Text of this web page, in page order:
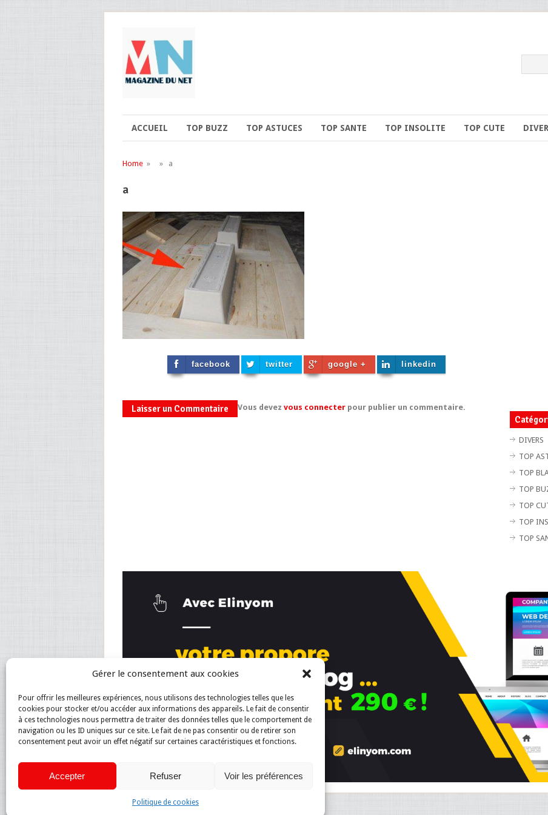
Gérer le consentement aux cookies
Pour offrir les meilleures expériences, nous utilisons des technologies telles que les
cookies pour stocker et/ou accéder aux informations des appareils. Le fait de consentir
à ces technologies nous permettra de traiter des données telles que le comportement de
navigation ou les ID uniques sur ce site. Le fait de ne pas consentir ou de retirer son
consentement peut avoir un effet négatif sur certaines caractéristiques et fonctions.
Accepter Refuser Voir les préférences
Politique de cookies
ACCUEIL TOP BUZZ TOP ASTUCES TOP SANTE TOP INSOLITE TOP CUTE
Home » » a
a
facebook twitter google + linkedin
Laisser un Commentaire Vous devez vous connecter pour publier un commentaire.
DIVERS
TOP
TOP
TOP
TOP
TOP
TOP